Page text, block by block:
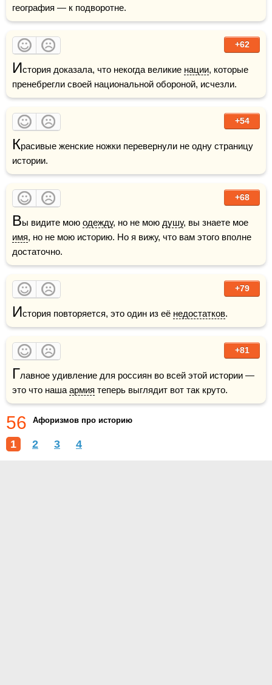
география — к подворотне.
+62
История доказала, что некогда великие нации, которые
пренебрегли своей национальной обороной, исчезли.
+54
Красивые женские ножки перевернули не одну страницу
истории.
+68
Вы видите мою одежду, но не мою душу
имя, но не мою историю. Но я вижу, что вам этого вполне
достаточно.
+79
История повторяется, это один из её недостатков.
+81
Главное удивление для россиян во всей этой истории —
это что наша армия теперь выглядит вот так круто.
56 Афоризмов про историю
1 2 3 4